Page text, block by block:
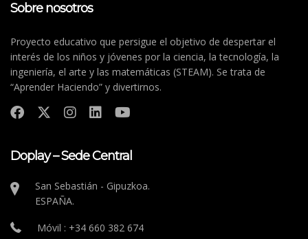
Sobre nosotros
Proyecto educativo que persigue el objetivo de despertar el
interés de los niños y jóvenes por la ciencia, la tecnología, la
ingeniería, el arte y las matemáticas (STEAM). Se trata de
“Aprender Haciendo” y divertirnos.
Doplay – Sede Central
San Sebastián - Gipuzkoa.
ESPAÑA.
Móvil : +34 660 382 674